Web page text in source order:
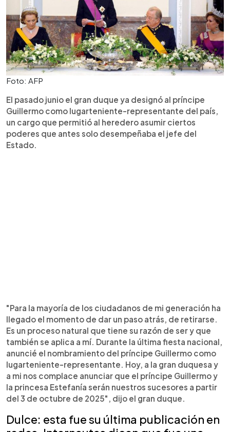
Foto: AFP
El pasado junio el gran duque ya designó al príncipe
Guillermo como lugarteniente-representante del país,
un cargo que permitió al heredero asumir ciertos
poderes que antes solo desempeñaba el jefe del
Estado.
"Para la mayoría de los ciudadanos de mi generación ha
llegado el momento de dar un paso atrás, de retirarse.
Es un proceso natural que tiene su razón de ser y que
también se aplica a mí. Durante la última fiesta nacional,
anuncié el nombramiento del príncipe Guillermo como
lugarteniente-representante. Hoy, a la gran duquesa y
a mi nos complace anunciar que el príncipe Guillermo y
la princesa Estefanía serán nuestros sucesores a partir
del 3 de octubre de 2025", dijo el gran duque.
Dulce: esta fue su última publicación en